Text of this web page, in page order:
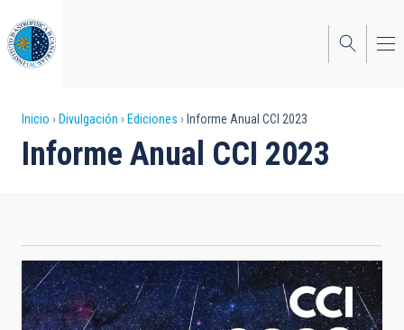
al
contenido
principal
Sobrescribir
enlaces
a
la
navegación
Inicio Divulgación Ediciones Informe Anual CCI 2023
Informe Anual CCI 2023